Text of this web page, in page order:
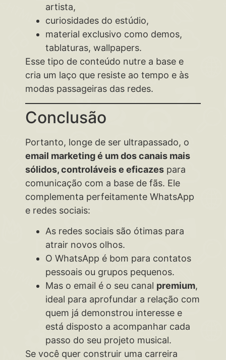
artista,
curiosidades do estúdio,
material exclusivo como demos,
tablaturas, wallpapers.
Esse tipo de conteúdo nutre a base e
cria um laço que resiste ao tempo e às
modas passageiras das redes.
Conclusão
Portanto, longe de ser ultrapassado, o
email marketing é um dos canais mais
sólidos, controláveis e eficazes para
comunicação com a base de fãs. Ele
complementa perfeitamente WhatsApp
e redes sociais:
As redes sociais são ótimas para
atrair novos olhos.
O WhatsApp é bom para contatos
pessoais ou grupos pequenos.
Mas o email é o seu canal premium,
ideal para aprofundar a relação com
quem já demonstrou interesse e
está disposto a acompanhar cada
passo do seu projeto musical.
Se você quer construir uma carreira